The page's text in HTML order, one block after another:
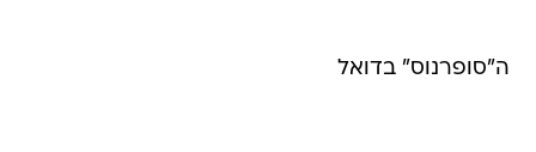
ה"סופרנוס" בדואל